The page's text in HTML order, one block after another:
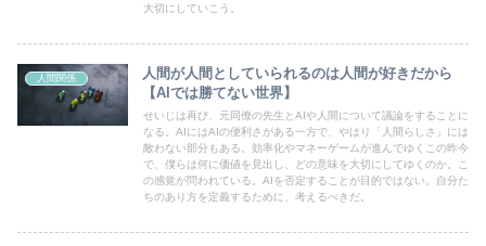
大切にしていこう。
人間関係
人間が人間としていられるのは人間が好きだから
【AIでは勝てない世界】
せいじは再び、元同僚の先生とAIや人間について議論をすることに
なる。AIにはAIの便利さがある一方で、やはり「人間らしさ」には
敵わない部分もある。効率化やマネーゲームが進んでゆくこの昨今
で、僕らは何に価値を見出し、どの意味を大切にしてゆくのか。こ
の感覚が問われている。AIを否定することが目的ではない。自分た
ちのあり方を定義するために、考えるべきだ。